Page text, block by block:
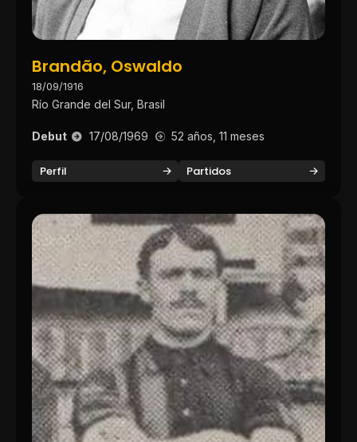
Brandão, Oswaldo
18/09/1916
Río Grande del Sur, Brasil
Debut 17/08/1969 52 años, 11 meses
Perfil Partidos